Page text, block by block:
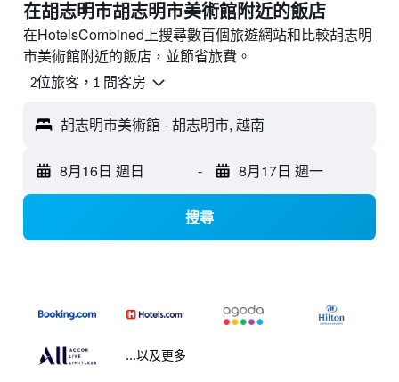
​在胡志明市胡志明市美術館附近​的飯店
在HotelsCombined上搜尋數百個旅遊網站和比較胡志明
市美術館附近的飯店，並節省旅費。
2位旅客，1 間客房
胡志明市美術館 - 胡志明市, 越南
8月16日 週日 - 8月17日 週一
搜尋
...以及更多